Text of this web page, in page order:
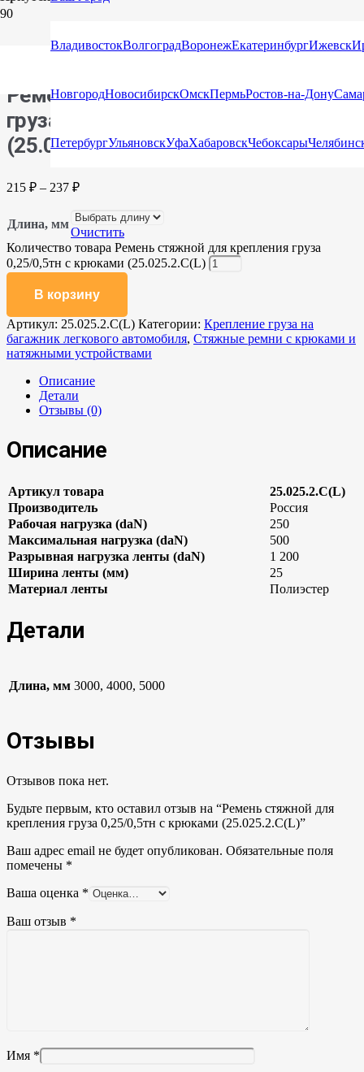
ВладивостокВолгоградВоронежЕкатеринбургИжевск
НовгородНовосибирскОмскПермьРостов-на-Дону
ПетербургУльяновскУфаХабаровскЧебоксары
крюками и натяжными устройствами/ Ремень стяжной для
Ремень стяжной для крепления
груза 0,25/0,5тн с крюками
(25.025.2.С(L)
215 ₽ – 237 ₽
Длина, мм
Очистить
Количество товара Ремень стяжной для крепления груза
0,25/0,5тн с крюками (25.025.2.С(L)
В корзину
Артикул: 25.025.2.С(L) Категории: Крепление груза на
багажник легкового автомобиля, Стяжные ремни с крюками и
натяжными устройствами
Описание
Детали
Отзывы (0)
Описание
Артикул товара
25.025.2.С(L)
Производитель
Россия
Рабочая нагрузка (daN)
250
Максимальная нагрузка (daN)
500
Разрывная нагрузка ленты (daN)
1 200
Ширина ленты (мм)
25
Материал ленты
Полиэстер
Детали
Длина, мм 3000, 4000, 5000
Отзывы
Отзывов пока нет.
Будьте первым, кто оставил отзыв на “Ремень стяжной для
крепления груза 0,25/0,5тн с крюками (25.025.2.С(L)”
Ваш адрес email не будет опубликован. Обязательные поля
помечены *
Ваша оценка *
Ваш отзыв *
Имя *